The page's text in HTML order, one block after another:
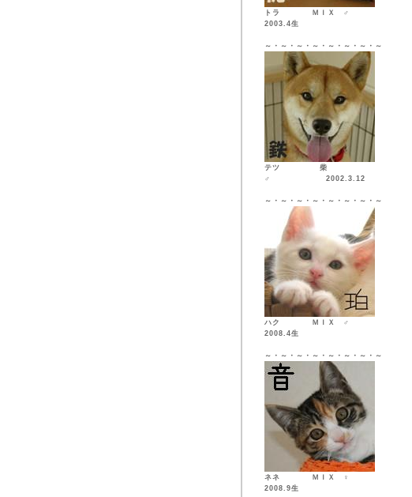
トラ ＭＩＸ ♂
2003.4生
～・～・～・～・～・～・～・～
テツ 柴
♂ 2002.3.12
～・～・～・～・～・～・～・～
ハク ＭＩＸ ♂
2008.4生
～・～・～・～・～・～・～・～
ネネ ＭＩＸ ♀
2008.9生